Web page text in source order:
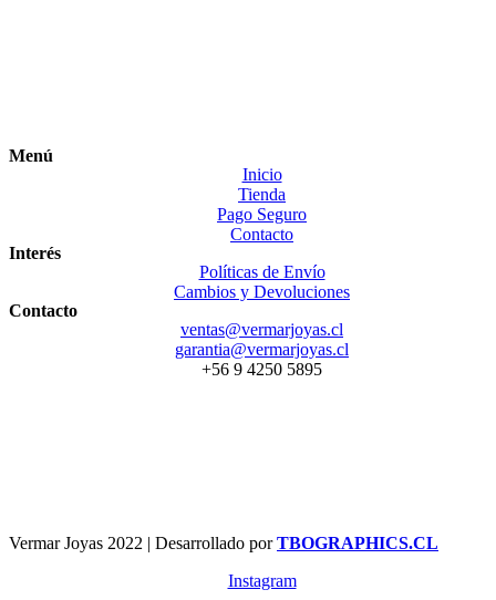
Menú
Inicio
Tienda
Pago Seguro
Contacto
Interés
Políticas de Envío
Cambios y Devoluciones
Contacto
ventas@vermarjoyas.cl
garantia@vermarjoyas.cl
+56 9 4250 5895
Vermar Joyas 2022 | Desarrollado porTBOGRAPHICS.CL
Instagram